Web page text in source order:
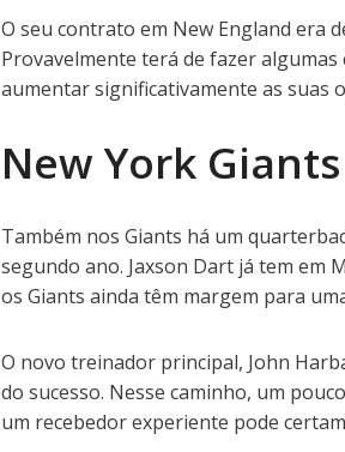
O seu contrato em New England era
Provavelmente terá de fazer
aumentar significativamente as suas
New York Giants
Também nos Giants há um
segundo ano. Jaxson Dart já tem em
os Giants ainda têm margem para
O novo treinador principal, John
do sucesso. Nesse caminho, um
um recebedor experiente pode